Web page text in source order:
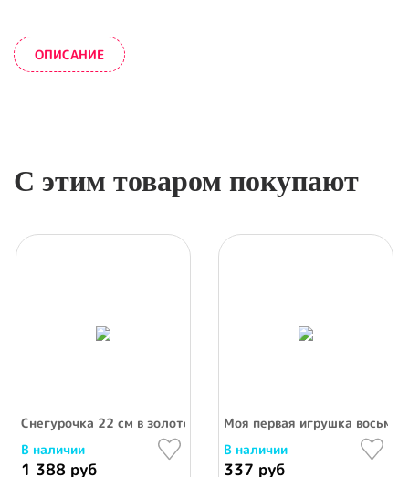
ОПИСАНИЕ
С этим товаром покупают
Снегурочка 22 см в золотом (фигурка из пвх)
В наличии
1 388 руб
Моя первая игрушка
В наличии
337 руб